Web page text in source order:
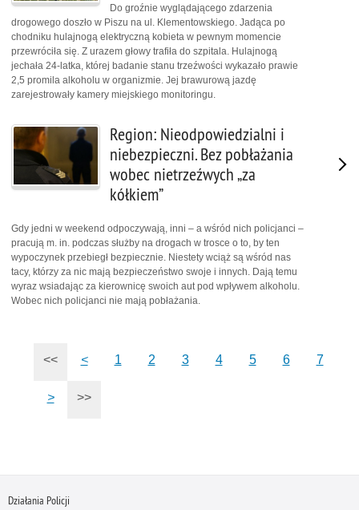
Do groźnie wyglądającego zdarzenia
drogowego doszło w Piszu na ul. Klementowskiego. Jadąca po
chodniku hulajnogą elektryczną kobieta w pewnym momencie
przewróciła się. Z urazem głowy trafiła do szpitala. Hulajnogą
jechała 24-latka, której badanie stanu trzeźwości wykazało prawie
2,5 promila alkoholu w organizmie. Jej brawurową jazdę
zarejestrowały kamery miejskiego monitoringu.
Region: Nieodpowiedzialni i
niebezpieczni. Bez pobłażania
wobec nietrzeźwych „za
kółkiem”
Gdy jedni w weekend odpoczywają, inni – a wśród nich policjanci –
pracują m. in. podczas służby na drogach w trosce o to, by ten
wypoczynek przebiegł bezpiecznie. Niestety wciąż są wśród nas
tacy, którzy za nic mają bezpieczeństwo swoje i innych. Dają temu
wyraz wsiadając za kierownicę swoich aut pod wpływem alkoholu.
Wobec nich policjanci nie mają pobłażania.
<< < 1 2 3 4 5 6 7
> >>
Działania Policji